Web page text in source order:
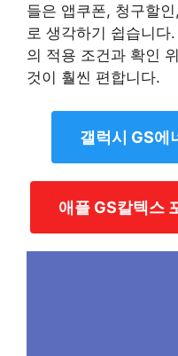
들은 앱쿠폰, 청구할
로 생각하기 쉽습니
의 적용 조건과 확인
것이 훨씬 편합니다.
갤럭시 GS에
애플 GS칼텍스